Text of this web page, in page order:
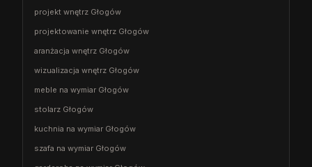
projekt wnętrz Głogów
projektowanie wnętrz Głogów
aranżacja wnętrz Głogów
wizualizacja wnętrz Głogów
meble na wymiar Głogów
stolarz Głogów
kuchnia na wymiar Głogów
szafa na wymiar Głogów